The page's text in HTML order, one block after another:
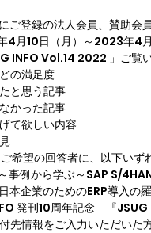
ご登録の法人会員、賛助会
4月10日（月）～2023年4
INFO Vol.14 2022 」ご覧
の満足度
と思う記事
かった記事
て欲しい内容
希望の回答者に、以下いず
～事例から学ぶ～SAP S/
日本企業のためのERP導入の
発刊10周年記念　『JSUG
先情報をご入力いただいた